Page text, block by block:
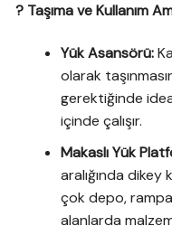
? Taşıma ve Kullanım
Yük Asansörü:
olarak
gerektiğinde
içinde çalışır.
Makaslı Yük
aralığında dikey
çok depo,
alanlarda